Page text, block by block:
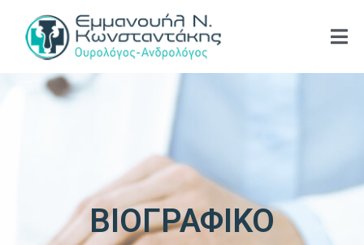
ΒΙΟΓΡΑΦΙΚΟ